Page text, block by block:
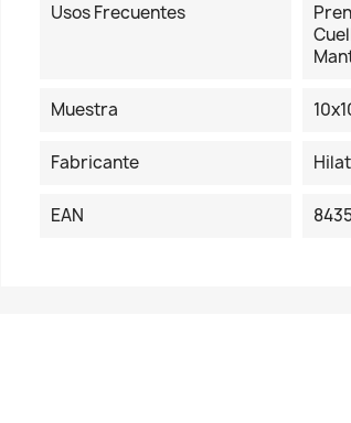
Usos Frecuentes
Muestra
Fabricante
EAN